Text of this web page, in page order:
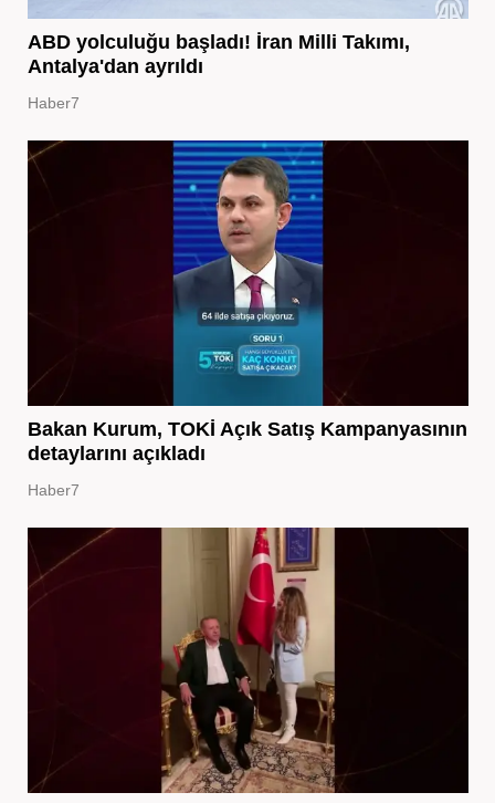
ABD yolculuğu başladı! İran Milli Takımı,
Antalya'dan ayrıldı
Haber7
Bakan Kurum, TOKİ Açık Satış Kampanyasının
detaylarını açıkladı
Haber7